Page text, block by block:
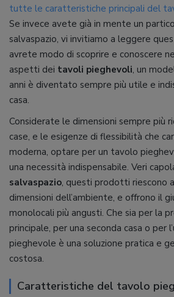
tutte le caratteristiche principali del
Se invece avete già in mente un
salvaspazio, vi invitiamo a leggere
avrete modo di scoprire e conoscere
aspetti dei tavoli pieghevoli, un
anni è diventato sempre più utile e
casa.
Considerate le dimensioni sempre più
case, e le esigenze di flessibilità che
moderna, optare per un tavolo
una necessità indispensabile. Veri
salvaspazio, questi prodotti riescono
dimensioni dell’ambiente, e offrono il
monolocali più angusti. Che sia per la
principale, per una seconda casa o per
pieghevole è una soluzione pratica e
costosa.
Caratteristiche del tavolo